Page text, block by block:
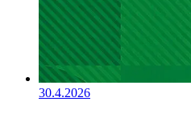
30.4.2026